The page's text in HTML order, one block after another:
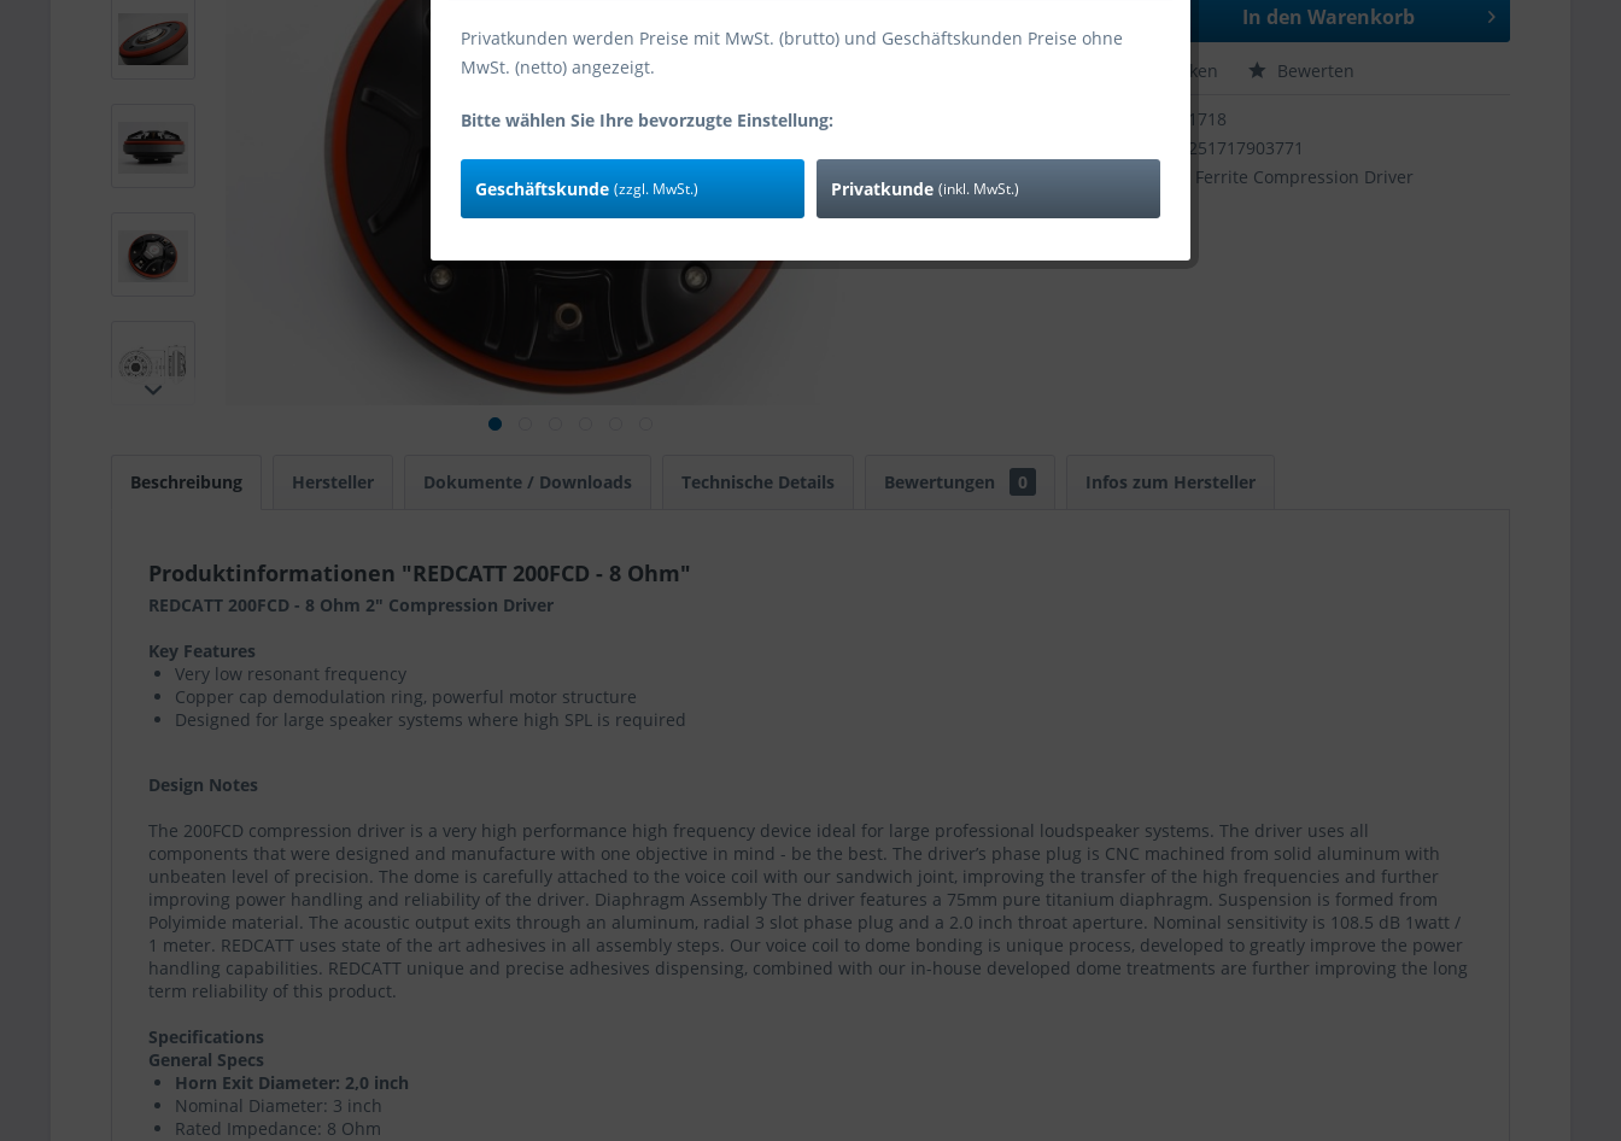
In den Warenkorb
Merken Bewerten
11718
4251717903771
2" Ferrite Compression Driver
Beschreibung Hersteller Dokumente / Downloads Technische Details Bewertungen 0 Infos zum Hersteller
Produktinformationen "REDCATT 200FCD - 8 Ohm"
REDCATT 200FCD - 8 Ohm 2" Compression Driver
Key Features
Very low resonant frequency
Copper cap demodulation ring, powerful motor structure
Designed for large speaker systems where high SPL is required
Design Notes
The 200FCD compression driver is a very high performance high frequency device ideal for large professional loudspeaker systems. The driver uses all
components that were designed and manufacture with one objective in mind - be the best. The driver’s phase plug is CNC machined from solid aluminum with
unbeaten level of precision. The dome is carefully attached to the voice coil with our sandwich joint, improving the transfer of the high frequencies and further
improving power handling and reliability of the driver. Diaphragm Assembly The driver features a 75mm pure titanium diaphragm. Suspension is formed from
Polyimide material. The acoustic output exits through an aluminum, radial 3 slot phase plug and a 2.0 inch throat aperture. Nominal sensitivity is 108.5 dB 1watt /
1 meter. REDCATT uses state of the art adhesives in all assembly steps. Our voice coil to dome bonding is unique process, developed to greatly improve the power
handling capabilities. REDCATT unique and precise adhesives dispensing, combined with our in-house developed dome treatments are further improving the long
term reliability of this product.
Specifications
General Specs
Horn Exit Diameter: 2,0 inch
Nominal Diameter: 3 inch
Rated Impedance: 8 Ohm
Privatkunden werden Preise mit MwSt. (brutto) und Geschäftskunden Preise ohne
MwSt. (netto) angezeigt.
Bitte wählen Sie Ihre bevorzugte Einstellung:
Geschäftskunde (zzgl. MwSt.) Privatkunde (inkl. MwSt.)